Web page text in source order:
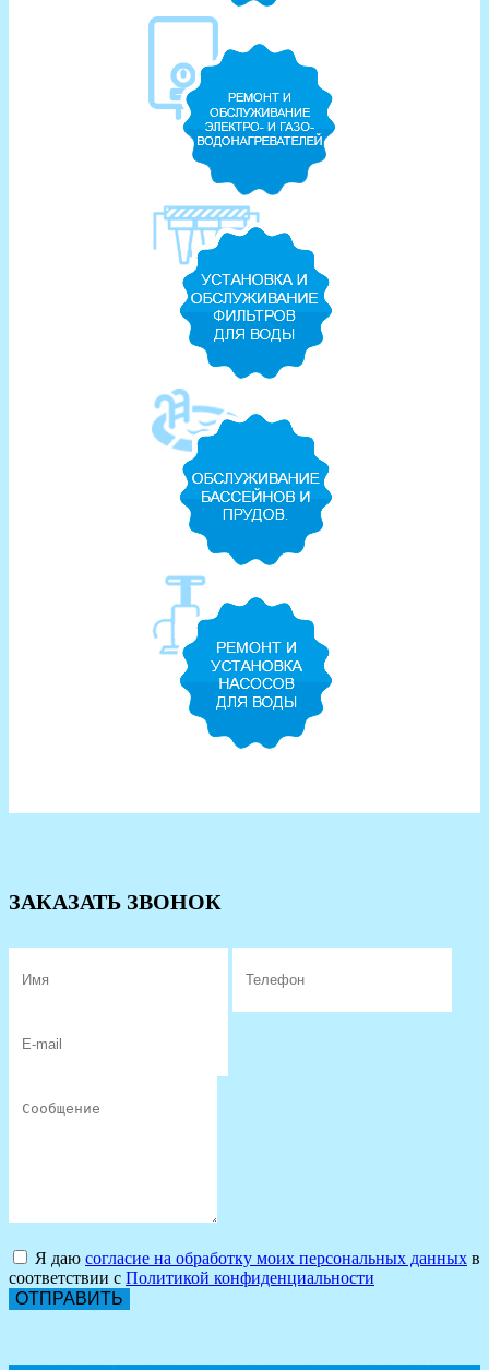
ЗАКАЗАТЬ ЗВОНОК
Я даю согласие на обработку моих персональных данных в
соответствии с Политикой конфиденциальности
ОТПРАВИТЬ